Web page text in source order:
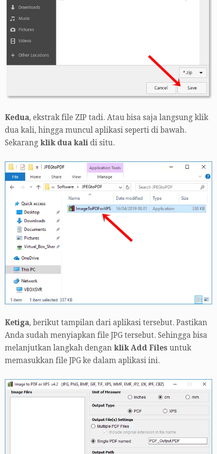
Kedua, ekstrak file ZIP tadi. Atau bisa saja langsung klik
dua kali, hingga muncul aplikasi seperti di bawah.
Sekarang klik dua kali di situ.
Ketiga, berikut tampilan dari aplikasi tersebut. Pastikan
Anda sudah menyiapkan file JPG tersebut. Sehingga bisa
melanjutkan langkah dengan klik Add Files untuk
memasukkan file JPG ke dalam aplikasi ini.